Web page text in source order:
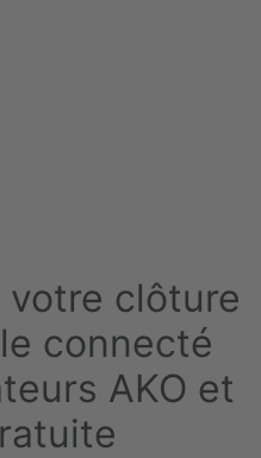
votre clôture
connecté
AKO et